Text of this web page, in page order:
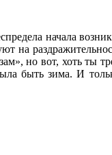
начала
на
но вот, хоть ты
быть зима. И